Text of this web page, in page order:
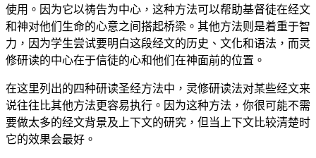
使用。因为它以祷告为中心，这种方法可以帮助基督徒在经文
和神对他们生命的心意之间搭起桥梁。其他方法则是着重于智
力，因为学生尝试要明白这段经文的历史、文化和语法，而灵
修研读的中心在于信徒的心和他们在神面前的位置。
在这里列出的四种研读圣经方法中，灵修研读法对某些经文来
说往往比其他方法更容易执行。因为这种方法，你很可能不需
要做太多的经文背景及上下文的研究，但当上下文比较清楚时
它的效果会最好。